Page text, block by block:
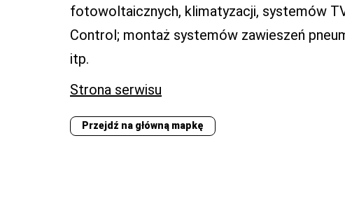
fotowoltaicznych, klimatyzacji, systemów
Control; montaż systemów zawieszeń
itp.
Strona serwisu
Przejdź na główną mapkę